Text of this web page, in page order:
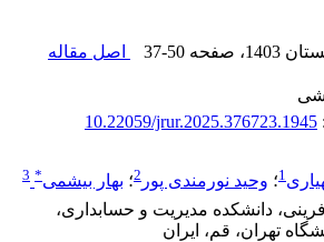
1403 ، صفحه 37-50
اصل مقاله
10.22059/jrur.2025.376723.1945
1؛ وحید نورمندی پور 2؛ بهار بیشمی*
3
دانشکده مدیریت و حسابداری،
تهران، قم، ایران